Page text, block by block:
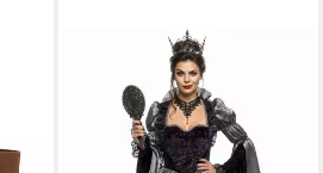
IN CHARACTER
Hexen-Kostüm Königin -
Karneval Faschingskostüm
Damen, Hochwertiges
Märchenkostüm für